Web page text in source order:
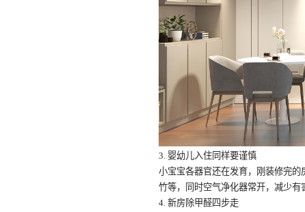
3. 婴幼儿入住同样要谨慎
小宝宝各器官还在发育，刚装修完的
竹等，同时空气净化器常开，减少有
4. 新房除甲醛四步走